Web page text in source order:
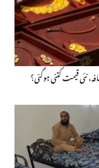
نئی قیمت کتنی ہوگئی؟